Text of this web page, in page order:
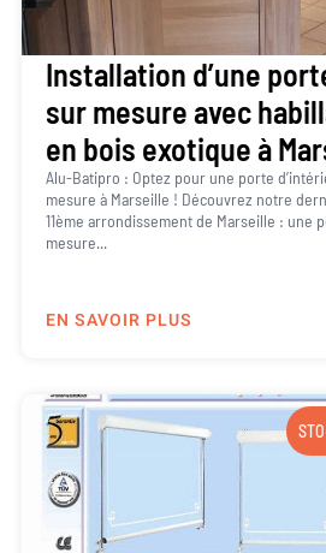
Installation d’une
sur mesure avec
en bois exotique à
Alu-Batipro : Optez pour une porte
mesure à Marseille ! Découvrez notre
11ème arrondissement de Marseille : une
mesure...
EN SAVOIR PLUS